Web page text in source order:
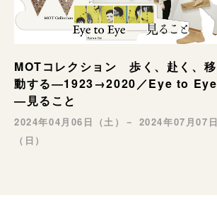
MOTコレクション 歩く、赴く、移
動する―1923→2020／Eye to Eye
—見ること
2024年04月06日（土）－ 2024年07月07日
（日）